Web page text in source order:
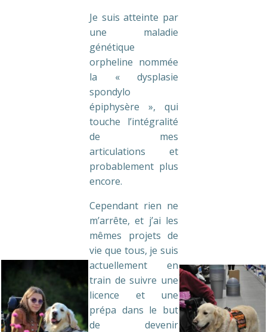
Je suis atteinte par
une maladie
génétique
orpheline nommée
la « dysplasie
spondylo
épiphysère », qui
touche l’intégralité
de mes
articulations et
probablement plus
encore.
Cependant rien ne
m’arrête, et j’ai les
mêmes projets de
vie que tous, je suis
actuellement en
train de suivre une
licence et une
prépa dans le but
de devenir